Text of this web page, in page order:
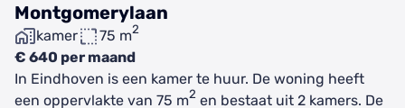
Montgomerylaan
kamer 75 m2
€ 640 per maand
In Eindhoven is een kamer te huur. De woning heeft
een oppervlakte van 75 m2 en bestaat uit 2 kamers. De